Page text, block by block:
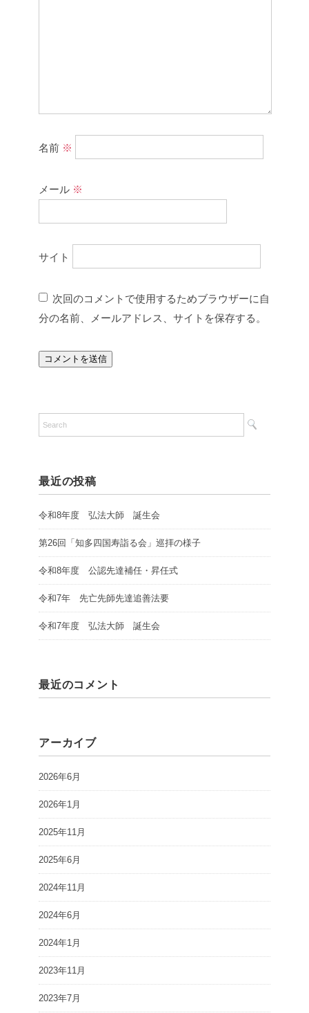
名前 ※
メール ※
サイト
次回のコメントで使用するためブラウザーに自
分の名前、メールアドレス、サイトを保存する。
最近の投稿
令和8年度 弘法大師 誕生会
第26回「知多四国寿詣る会」巡拝の様子
令和8年度 公認先達補任・昇任式
令和7年 先亡先師先達追善法要
令和7年度 弘法大師 誕生会
最近のコメント
アーカイブ
2026年6月
2026年1月
2025年11月
2025年6月
2024年11月
2024年6月
2024年1月
2023年11月
2023年7月